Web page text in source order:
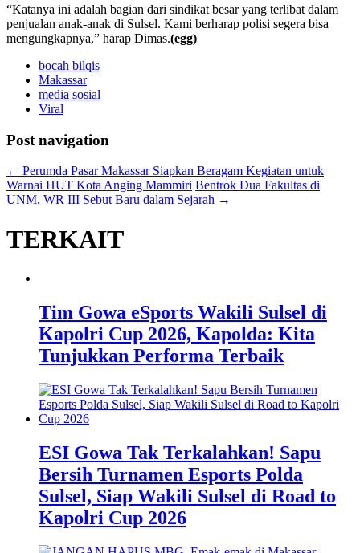
“Katanya ini adalah bagian dari sindikat besar yang terlibat dalam
penjualan anak-anak di Sulsel. Kami berharap polisi segera bisa
mengungkapnya,” harap Dimas.(egg)
bocah bilqis
Makassar
media sosial
Viral
Post navigation
← Perumda Pasar Makassar Siapkan Beragam Kegiatan untuk
Warnai HUT Kota Anging Mammiri Bentrok Dua Fakultas di
UNM, WR III Sebut Baru dalam Sejarah →
TERKAIT
Tim Gowa eSports Wakili Sulsel di
Kapolri Cup 2026, Kapolda: Kita
Tunjukkan Performa Terbaik
ESI Gowa Tak Terkalahkan! Sapu
Bersih Turnamen Esports Polda
Sulsel, Siap Wakili Sulsel di Road to
Kapolri Cup 2026